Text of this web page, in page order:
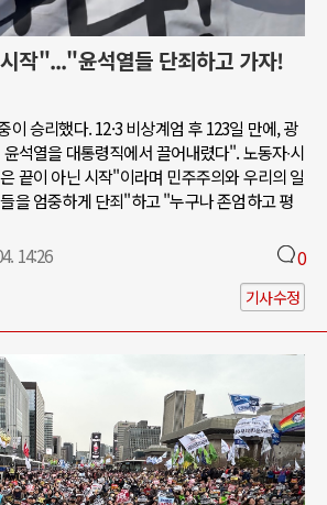
작"..."윤석열들 단죄하고 가자!
이 승리했다. 12·3 비상계엄 후 123일 만에, 광
석열을 대통령직에서 끌어내렸다". 노동자∙시
끝이 아닌 시작"이라며 민주주의와 우리의 일
을 엄중하게 단죄"하고 "누구나 존엄하고 평
14:26 0
기사수정